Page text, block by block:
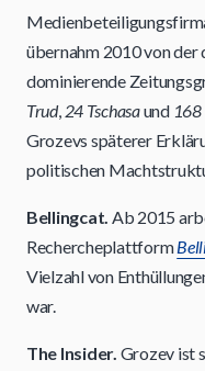
übernahm 2010 von
dominierende
Trud, 24 Tschasaund 168
Grozevs späterer
politischen
Bellingcat. Ab 2015
Rechercheplattform
Vielzahl von
war.
The Insider. Grozev ist